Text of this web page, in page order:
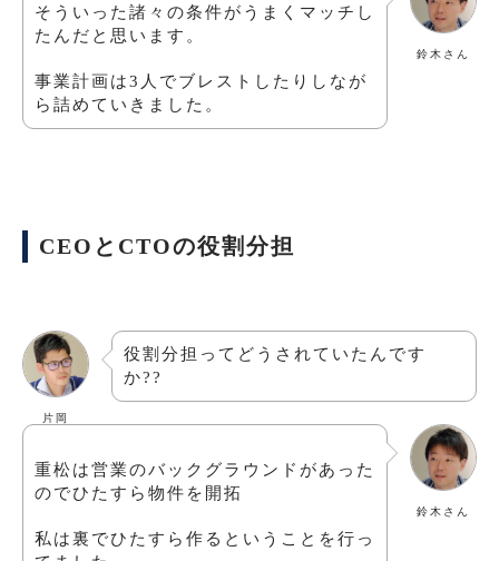
鈴木さん
そういった諸々の条件がうまくマッチし
たんだと思います。
事業計画は3人でブレストしたりしなが
ら詰めていきました。
CEOとCTOの役割分担
片岡
役割分担ってどうされていたんです
か??
鈴木さん
重松は営業のバックグラウンドがあった
のでひたすら物件を開拓
私は裏でひたすら作るということを行っ